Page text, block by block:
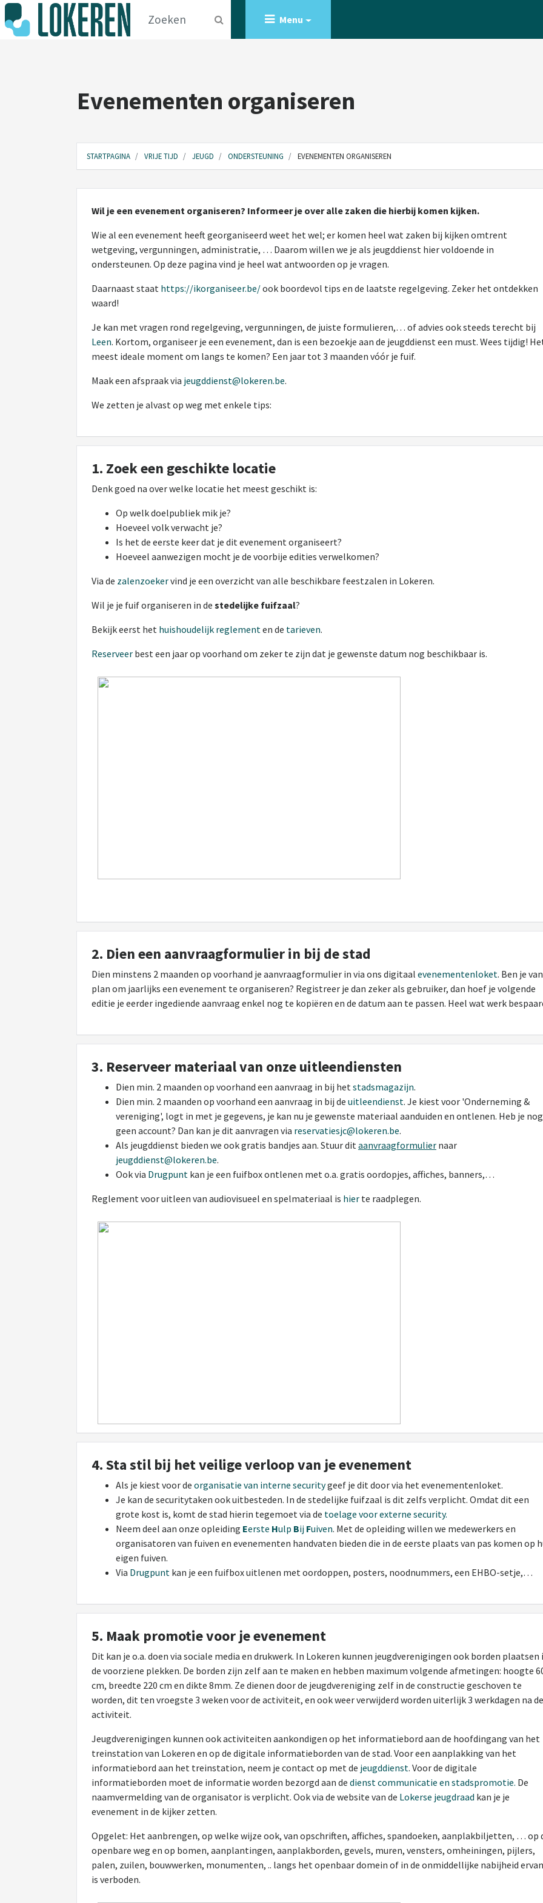
Menu
Evenementen organiseren
STARTPAGINA VRIJE TIJD JEUGD ONDERSTEUNING EVENEMENTEN ORGANISEREN
Wil je een evenement organiseren? Informeer je over alle zaken die hierbij komen kijken.
Wie al een evenement heeft georganiseerd weet het wel; er komen heel wat zaken bij kijken omtrent
wetgeving, vergunningen, administratie, … Daarom willen we je als jeugddienst hier voldoende in
ondersteunen. Op deze pagina vind je heel wat antwoorden op je vragen.
Daarnaast staat https://ikorganiseer.be/ook boordevol tips en de laatste regelgeving. Zeker het ontdekken
waard!
Je kan met vragen rond regelgeving, vergunningen, de juiste formulieren,… of advies ook steeds terecht bij
Leen. Kortom, organiseer je een evenement, dan is een bezoekje aan de jeugddienst een must. Wees tijdig!
meest ideale moment om langs te komen? Een jaar tot 3 maanden vóór je fuif.
Maak een afspraak via jeugddienst@lokeren.be.
We zetten je alvast op weg met enkele tips:
1. Zoek een geschikte locatie
Denk goed na over welke locatie het meest geschikt is:
Op welk doelpubliek mik je?
Hoeveel volk verwacht je?
Is het de eerste keer dat je dit evenement organiseert?
Hoeveel aanwezigen mocht je de voorbije edities verwelkomen?
Via de zalenzoekervind je een overzicht van alle beschikbare feestzalen in Lokeren.
Wil je je fuif organiseren in de stedelijke fuifzaal?
Bekijk eerst het huishoudelijk reglementen de tarieven.
Reserveer best een jaar op voorhand om zeker te zijn dat je gewenste datum nog beschikbaar is.
2. Dien een aanvraagformulier in bij de stad
Dien minstens 2 maanden op voorhand je aanvraagformulier in via ons digitaal evenementenloket. Ben je van
plan om jaarlijks een evenement te organiseren? Registreer je dan zeker als gebruiker, dan hoef je volgende
editie je eerder ingediende aanvraag enkel nog te kopiëren en de datum aan te passen. Heel wat werk
3. Reserveer materiaal van onze uitleendiensten
Dien min. 2 maanden op voorhand een aanvraag in bij hetstadsmagazijn.
Dien min. 2 maanden op voorhand een aanvraag in bij de uitleendienst. Je kiest voor 'Onderneming &
vereniging', logt in met je gegevens, je kan nu je gewenste materiaal aanduiden en ontlenen. Heb je nog
geen account? Dan kan je dit aanvragen via reservatiesjc@lokeren.be.
Als jeugddienst bieden we ook gratis bandjes aan. Stuur ditaanvraagformulier naar
jeugddienst@lokeren.be.
Ook via Drugpunt kan je een fuifbox ontlenen met o.a. gratis oordopjes, affiches, banners,…
Reglement voor uitleen van audiovisueel en spelmateriaal is hier te raadplegen.
4. Sta stil bij het veilige verloop van je evenement
Als je kiest voor de organisatie van interne securitygeef je dit door via het evenementenloket.
Je kan de securitytaken ook uitbesteden. In de stedelijke fuifzaal is dit zelfs verplicht. Omdat dit een
grote kost is, komt de stad hierin tegemoet via de toelage voor externe security.
Neem deel aan onze opleiding Eerste Hulp Bij Fuiven. Met de opleiding willen we medewerkers en
organisatoren van fuiven en evenementen handvaten bieden die in de eerste plaats van pas komen op
eigen fuiven.
Via Drugpunt kan je een fuifbox uitlenen met oordoppen, posters, noodnummers, een EHBO-setje,…
5. Maak promotie voor je evenement
Dit kan je o.a. doen via sociale media en drukwerk. In Lokeren kunnen jeugdverenigingen ook borden plaatsen
de voorziene plekken. De borden zijn zelf aan te maken en hebben maximum volgende afmetingen: hoogte
cm, breedte 220 cm en dikte 8mm. Ze dienen door de jeugdvereniging zelf in de constructie geschoven te
worden, dit ten vroegste 3 weken voor de activiteit, en ook weer verwijderd worden uiterlijk 3 werkdagen na de
activiteit.
Jeugdverenigingen kunnen ook activiteiten aankondigen op het informatiebord aan de hoofdingang van het
treinstation van Lokeren en op de digitale informatieborden van de stad. Voor een aanplakking van het
informatiebord aan het treinstation, neem je contact op met de jeugddienst. Voor de digitale
informatieborden moet de informatie worden bezorgd aan de dienst communicatie en stadspromotie. De
naamvermelding van de organisator is verplicht. Ook via de website van de Lokerse jeugdraad kan je je
evenement in de kijker zetten.
Opgelet: Het aanbrengen, op welke wijze ook, van opschriften, affiches, spandoeken, aanplakbiljetten, … op
openbare weg en op bomen, aanplantingen, aanplakborden, gevels, muren, vensters, omheiningen, pijlers,
palen, zuilen, bouwwerken, monumenten, .. langs het openbaar domein of in de onmiddellijke nabijheid
is verboden.